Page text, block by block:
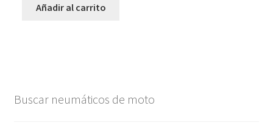
Añadir al carrito
Buscar neumáticos de moto